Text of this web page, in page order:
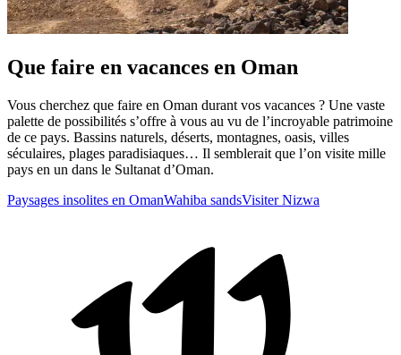
Que faire en vacances en Oman
Vous cherchez que faire en Oman durant vos vacances ? Une vaste
palette de possibilités s’offre à vous au vu de l’incroyable patrimoine
de ce pays. Bassins naturels, déserts, montagnes, oasis, villes
séculaires, plages paradisiaques… Il semblerait que l’on visite mille
pays en un dans le Sultanat d’Oman.
Paysages insolites en OmanWahiba sandsVisiter Nizwa